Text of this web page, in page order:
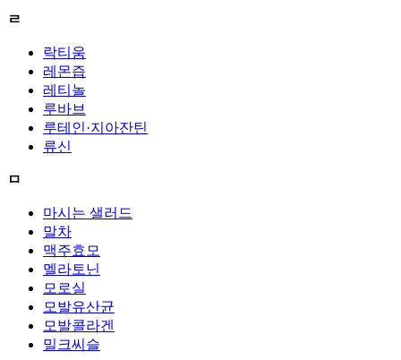
ㄹ
락티움
레몬즙
레티놀
루바브
루테인·지아잔틴
류신
ㅁ
마시는 샐러드
말차
맥주효모
멜라토닌
모로실
모발유산균
모발콜라겐
밀크씨슬